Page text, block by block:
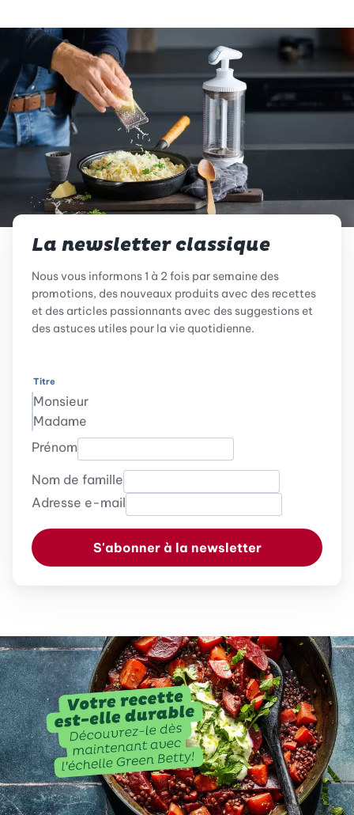
La newsletter classique
Nous vous informons 1 à 2 fois par semaine des
promotions, des nouveaux produits avec des recettes
et des articles passionnants avec des suggestions et
des astuces utiles pour la vie quotidienne.
Titre
Monsieur
Madame
Prénom
Nom de famille
Adresse e-mail
S'abonner à la newsletter